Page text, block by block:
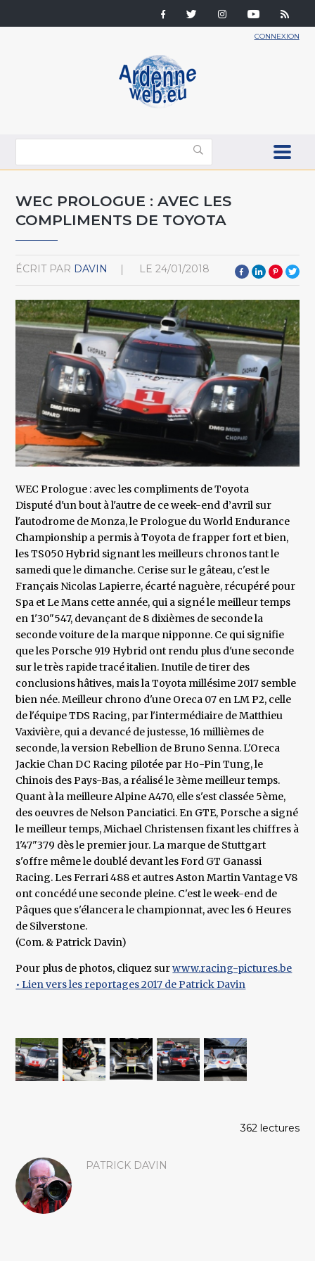
CONNEXION
WEC PROLOGUE : AVEC LES
COMPLIMENTS DE TOYOTA
ÉCRIT PAR DAVIN LE 24/01/2018
WEC Prologue : avec les compliments de Toyota
Disputé d'un bout à l'autre de ce week-end d’avril sur
l'autodrome de Monza, le Prologue du World Endurance
Championship a permis à Toyota de frapper fort et bien,
les TS050 Hybrid signant les meilleurs chronos tant le
samedi que le dimanche. Cerise sur le gâteau, c'est le
Français Nicolas Lapierre, écarté naguère, récupéré pour
Spa et Le Mans cette année, qui a signé le meilleur temps
en 1'30"547, devançant de 8 dixièmes de seconde la
seconde voiture de la marque nipponne. Ce qui signifie
que les Porsche 919 Hybrid ont rendu plus d'une seconde
sur le très rapide tracé italien. Inutile de tirer des
conclusions hâtives, mais la Toyota millésime 2017 semble
bien née. Meilleur chrono d'une Oreca 07 en LM P2, celle
de l'équipe TDS Racing, par l'intermédiaire de Matthieu
Vaxivière, qui a devancé de justesse, 16 millièmes de
seconde, la version Rebellion de Bruno Senna. L'Oreca
Jackie Chan DC Racing pilotée par Ho-Pin Tung, le
Chinois des Pays-Bas, a réalisé le 3ème meilleur temps.
Quant à la meilleure Alpine A470, elle s'est classée 5ème,
des oeuvres de Nelson Panciatici. En GTE, Porsche a signé
le meilleur temps, Michael Christensen fixant les chiffres à
1'47"379 dès le premier jour. La marque de Stuttgart
s'offre même le doublé devant les Ford GT Ganassi
Racing. Les Ferrari 488 et autres Aston Martin Vantage V8
ont concédé une seconde pleine. C'est le week-end de
Pâques que s'élancera le championnat, avec les 6 Heures
de Silverstone.
(Com. & Patrick Davin)
Pour plus de photos, cliquez surwww.racing-pictures.be
• Lien vers les reportages 2017 de Patrick Davin
362 lectures
PATRICK DAVIN